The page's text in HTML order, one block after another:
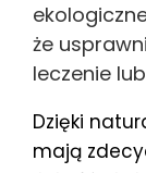
że
leczenie
Dzięki
mają